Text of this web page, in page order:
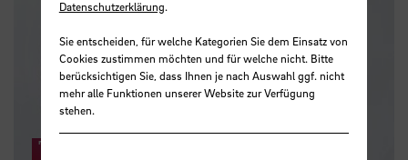
Taschen
Datenschutzerklärung.
Sie entscheiden, für welche Kategorien Sie dem Einsatz von
Cookies zustimmen möchten und für welche nicht. Bitte
berücksichtigen Sie, dass Ihnen je nach Auswahl ggf. nicht
mehr alle Funktionen unserer Website zur Verfügung
stehen.